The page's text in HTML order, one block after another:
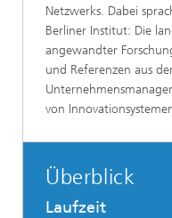
Netzwerks. Dabei
Berliner Institut: Die
angewandter
und Referenzen aus
von
Überblick
Laufzeit